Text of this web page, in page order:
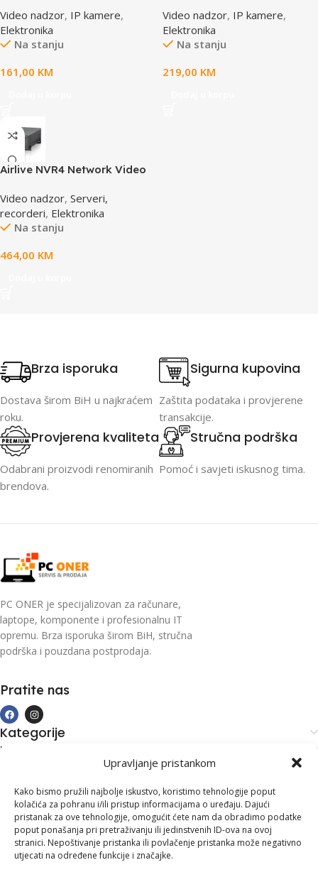
Upravljanje pristankom
Kako bismo pružili najbolje iskustvo, koristimo tehnologije poput
kolačića za pohranu i/ili pristup informacijama o uređaju. Dajući
pristanak za ove tehnologije, omogućit ćete nam da obradimo podatke
poput ponašanja pri pretraživanju ili jedinstvenih ID-ova na ovoj
stranici. Nepoštivanje pristanka ili povlačenje pristanka može negativno
utjecati na određene funkcije i značajke.
camera
Video nadzor, IP kamere,
Elektronika
Na stanju
161,00 KM
Video nadzor, IP kamere,
Elektronika
Na stanju
219,00 KM
Airlive NVR4 Network Video
Video nadzor, Serveri,
recorderi, Elektronika
Na stanju
464,00 KM
Brza isporuka
Dostava širom BiH u najkraćem
roku.
Sigurna kupovina
Zaštita podataka i provjerene
transakcije.
Provjerena kvaliteta
Odabrani proizvodi renomiranih
brendova.
Stručna podrška
Pomoć i savjeti iskusnog tima.
PC ONER je specijalizovan za računare,
laptope, komponente i profesionalnu IT
opremu. Brza isporuka širom BiH, stručna
podrška i pouzdana postprodaja.
Pratite nas
Kategorije
Kupovina i podrška
Kontakt informacije
Branilaca Bosne, 75 300 Lukavac
+387 35 555 999
info@pconer.ba